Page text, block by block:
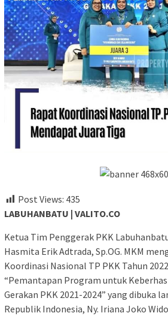
Post Views: 435
LABUHANBATU | VALITO.CO
Ketua Tim Penggerak PKK Labuhanbatu
Hasmita Erik Adtrada, Sp.OG. MKM
Koordinasi Nasional TP PKK Tahun
“Pemantapan Program untuk
Gerakan PKK 2021-2024” yang dibuka
Republik Indonesia, Ny. Iriana Joko